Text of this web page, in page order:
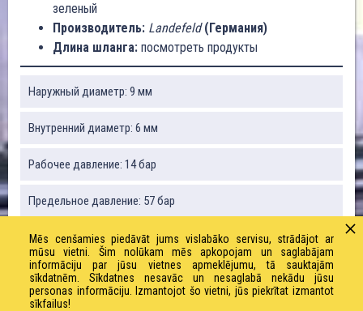
зеленый
Производитель: Landefeld(Германия)
Длина шланга: посмотреть продукты
Наружный диаметр: 9 мм
Внутренний диаметр: 6 мм
Рабочее давление: 14 бар
Предельное давление: 57 бар
Вес: 22,4 г/м
Радиус изгиба: 52 мм
Mēs cenšamies piedāvāt jums vislabāko servisu, strādājot ar
mūsu vietni. Šim nolūkam mēs apkopojam un saglabājam
informāciju par jūsu vietnes apmeklējumu, tā sauktajām
sīkdatnēm. Sīkdatnes nesavāc un nesaglabā nekādu jūsu
personas informāciju. Izmantojot šo vietni, jūs piekrītat izmantot
sīkfailus!